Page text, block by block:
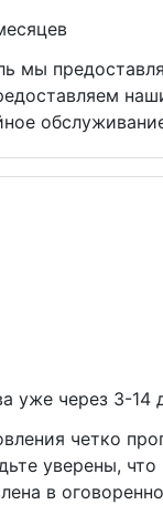
мы
уже через 3-14
четко
уверены,
в